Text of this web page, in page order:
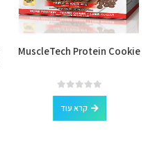
MuscleTech Protein Cookie
0
out of 5
קרא עוד